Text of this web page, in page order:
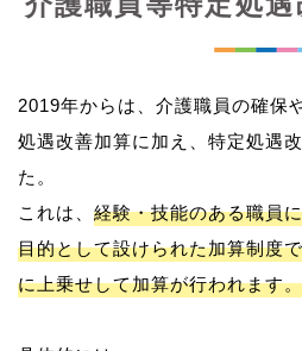
2019年からは、介護職員の確保
処遇改善加算に加え、特定処遇
た。
これは、 経験・技能のある職員
目的として設けられた加算制度
に上乗せして加算が行われます。